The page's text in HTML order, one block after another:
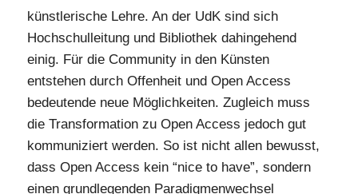
künstlerische Lehre. An der UdK sind sich
Hochschulleitung und Bibliothek dahingehend
einig. Für die Community in den Künsten
entstehen durch Offenheit und Open Access
bedeutende neue Möglichkeiten. Zugleich muss
die Transformation zu Open Access jedoch gut
kommuniziert werden. So ist nicht allen bewusst,
dass Open Access kein “nice to have”, sondern
einen grundlegenden Paradigmenwechsel